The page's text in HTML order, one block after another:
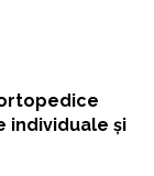
individuale și